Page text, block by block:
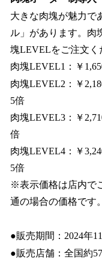
大きな肉塊が魅力で
ル」があります。肉
塊LEVELをご注文く
肉塊LEVEL1：￥
肉塊LEVEL2：￥
5倍
肉塊LEVEL3：￥
倍
肉塊LEVEL4：￥
5倍
※表示価格は店内で
通の場合の価格です。
●販売期間：2024年
●販売店舗：全国約